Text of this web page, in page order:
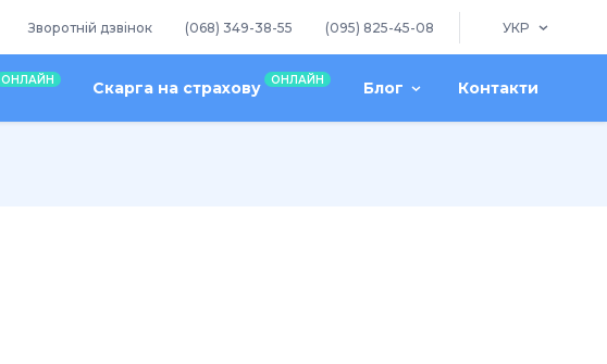
Зворотній дзвінок (068) 349-38-55 (095) 825-45-08 УКР
ОНЛАЙН Скарга на страхову ОНЛАЙН Блог Контакти